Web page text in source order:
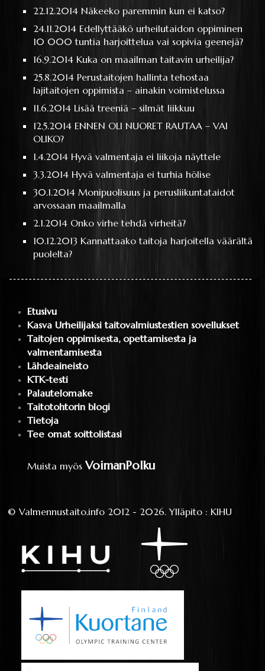
22.12.2014Näkeeko paremmin kun ei katso?
24.11.2014Edellyttääkö urheilutaidon oppiminen
10 000 tuntia harjoittelua vai sopivia geenejä?
16.9.2014Kuka on maailman taitavin urheilija?
25.8.2014Perustaitojen hallinta tehostaa
lajitaitojen oppimista – ainakin voimistelussa
11.6.2014Lisää treeniä – silmät liikkuu
12.5.2014ENNEN OLI NUORET RAUTAA – VAI
OLIKO?
1.4.2014Hyvä valmentaja ei liikoja näyttele
3.3.2014Hyvä valmentaja ei turhia hölise
30.1.2014Monipuolisuus ja perusliikuntataidot
arvossaan maailmalla
2.1.2014 Onko virhe tehdä virheitä?
10.12.2013Kannattaako taitoja harjoitella väärältä
puolelta?
Etusivu
Kasva Urheilijaksi taitovalmiustestien sovellukset
Taitojen oppimisesta, opettamisesta ja
valmentamisesta
Lähdeaineisto
KTK-testi
Palautelomake
Taitotohtorin blogi
Tietoja
Tee omat soittolistasi
Muista myös VoimanPolku
© Valmennustaito.info2012 - 2026.Ylläpito: KIHU